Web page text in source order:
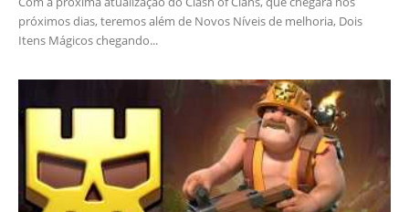
próximos dias, teremos além de Novos Níveis de melhoria, Dois
Itens Mágicos chegando...